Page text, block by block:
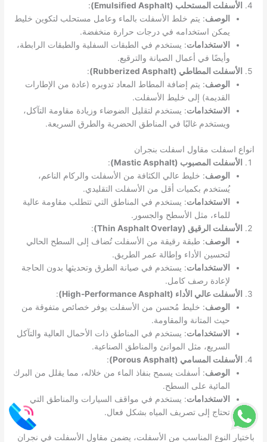
الأسفلت المستحلب (Emulsified Asphalt)
:
الوصف: يتم خلط الأسفلت بالماء وعامل مستحلب لتكوين خليط
يمكن استخدامه في درجات حرارة منخفضة.
الاستخدامات: يستخدم في الطبقات السفلية والطبقات الرابطة،
وأيضًا في أعمال الصيانة والترقيع.
الأسفلت المطاطي (Rubberized Asphalt)
:
الوصف: يتم إضافة المطاط المعاد تدويره (عادة من الإطارات
القديمة) إلى خليط الأسفلت.
الاستخدامات: يستخدم لتقليل الضوضاء وزيادة مقاومة التآكل،
ويستخدم غالبًا في المناطق الحضرية والطرق السريعة.
انواع اسفلت مقاول اسفلت بنجران
الأسفلت المصبوب (Mastic Asphalt)
:
الوصف: خليط عالي الكثافة من الأسفلت والركام الناعم،
يُستخدم بكميات أقل من الأسفلت التقليدي.
الاستخدامات: يستخدم في المناطق التي تتطلب مقاومة عالية
للماء، مثل الأسطح والجسور.
الأسفلت الرقيق (Thin Asphalt Overlay)
:
الوصف: طبقة رقيقة من الأسفلت تُضاف إلى السطح الحالي
لتحسين الأداء وإطالة عمر الطريق.
الاستخدامات: يستخدم في صيانة الطرق وتحديثها بدون الحاجة
لإعادة رصف كامل.
الأسفلت عالي الأداء (High-Performance Asphalt)
:
الوصف: خليط مُحسن من الأسفلت يوفر خصائص متفوقة من
حيث المتانة والمقاومة.
الاستخدامات: يستخدم في المناطق ذات الأحمال العالية والتآكل
السريع، مثل الموانئ والمناطق الصناعية.
الأسفلت المسامي (Porous Asphalt)
:
الوصف: أسفلت يسمح بنفاذ الماء من خلاله، مما يقلل من البرك
المائية على السطح.
الاستخدامات: يستخدم في مواقف السيارات والمناطق التي
تحتاج إلى تصريف المياه بشكل فعال.
باختيار النوع المناسب من الأسفلت، يضمن مقاول الأسفلت في نجران